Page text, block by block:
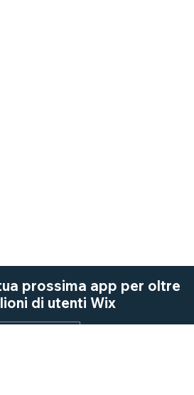
prossima app per oltre
di utenti Wix